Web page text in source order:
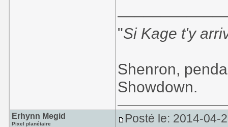
"Si Kage t'y
Shenron,
Showdown.
Erhynn Megid
Pixel planétaire Posté le: 2014-04-